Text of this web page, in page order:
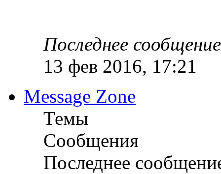
Последнее сообщение
13 фев 2016, 17:21
Message Zone
Темы
Сообщения
Последнее